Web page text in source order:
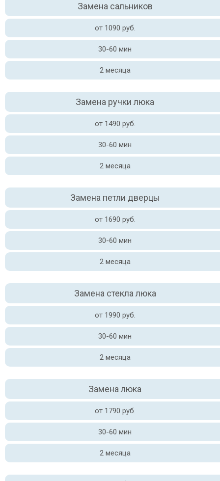
Замена сальников
от 1090 руб.
30-60 мин
2 месяца
Замена ручки люка
от 1490 руб.
30-60 мин
2 месяца
Замена петли дверцы
от 1690 руб.
30-60 мин
2 месяца
Замена стекла люка
от 1990 руб.
30-60 мин
2 месяца
Замена люка
от 1790 руб.
30-60 мин
2 месяца